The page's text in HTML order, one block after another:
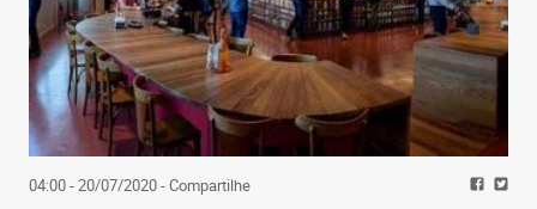
04:00 - 20/07/2020- Compartilhe